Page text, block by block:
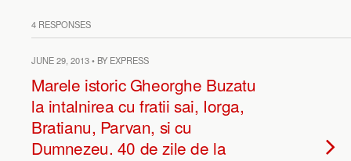
4 RESPONSES
JUNE 29, 2013 • BY EXPRESS
Marele istoric Gheorghe Buzatu
la intalnirea cu fratii sai, Iorga,
Bratianu, Parvan, si cu
Dumnezeu. 40 de zile de la